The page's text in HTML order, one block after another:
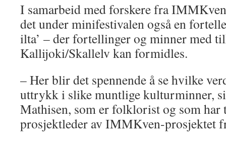
I samarbeid med forskere fra
det under minifestivalen også en
ilta’ – der fortellinger og minner med
Kallijoki/Skallelv kan formidles.
– Her blir det spennende å se hvilke
uttrykk i slike muntlige kulturminner,
Mathisen, som er folklorist og som har
prosjektleder av IMMKven-prosjektet